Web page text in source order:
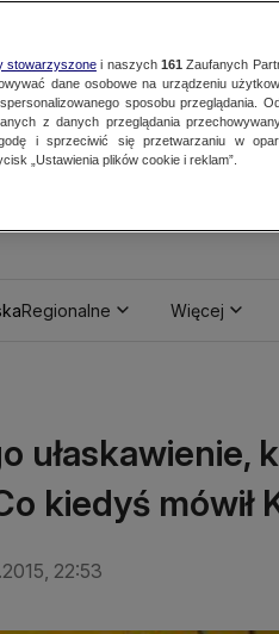
Regionalne Więcej
ułaskawienie,
kiedyś mówił
22:53
stowarzyszonei naszych 161 Zaufanych
dane osobowe na urządzeniu
sposobu przeglądania.
z danych przeglądania
i sprzeciwić się przetwarzaniu w
„Ustawienia plików cookie i reklam”.